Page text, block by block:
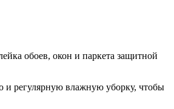
обоев, окон и паркета защитной
и регулярную влажную уборку, чтобы